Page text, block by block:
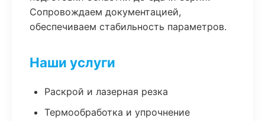
Сопровождаем документацией,
обеспечиваем стабильность параметров.
Наши услуги
Раскрой и лазерная резка
Термообработка и упрочнение